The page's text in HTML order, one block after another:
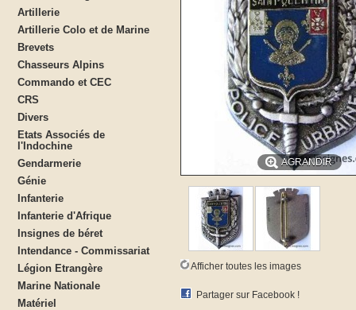
Artillerie
Artillerie Colo et de Marine
Brevets
Chasseurs Alpins
Commando et CEC
CRS
Divers
Etats Associés de
l'Indochine
Gendarmerie
Génie
Infanterie
Infanterie d'Afrique
Insignes de béret
Intendance - Commissariat
Légion Etrangère
Marine Nationale
Matériel
AGRANDIR
Afficher toutes les images
Partager sur Facebook !